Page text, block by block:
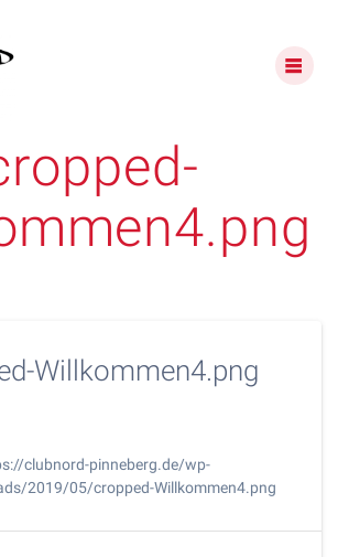
Willkommen4.png
clubnord-pinneberg.de/wp-
2019/05/cropped-Willkommen4.png